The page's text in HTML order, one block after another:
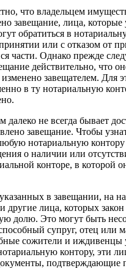
что владельцем
завещание, лица, которые
обратиться в
или с отказом от
части. Однако прежде
действительно, что
завещателем. Для
в ту нотариальную
далеко не всегда бывает
завещание. Чтобы
нотариальную контору
о наличии или
конторе, в которой
в завещании, на
другие лица, которых
долю. Это могут быть
супруг, отец или
сожители и иждивенцы
контору, эти
подтверждающие